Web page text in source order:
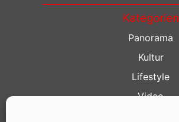
Kategorien
Panorama
Kultur
Lifestyle
Video